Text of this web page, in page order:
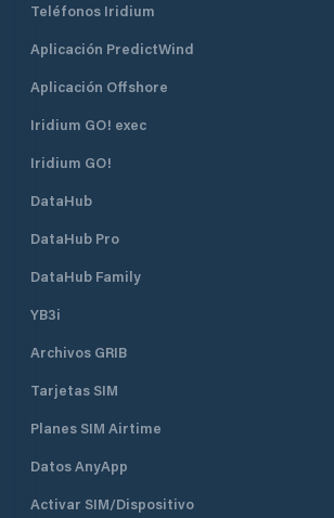
Teléfonos Iridium
Aplicación PredictWind
Aplicación Offshore
Iridium GO! exec
Iridium GO!
DataHub
DataHub Pro
DataHub Family
YB3i
Archivos GRIB
Tarjetas SIM
Planes SIM Airtime
Datos AnyApp
Activar SIM/Dispositivo